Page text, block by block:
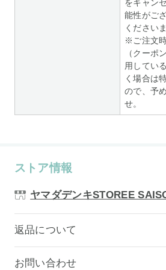
をキャン
能性がご
ください
※ご注文
（クーポ
用してい
く場合は
ので、予
せ。
ストア情報
ヤマダデンキSTOREE
返品について
お問い合わせ